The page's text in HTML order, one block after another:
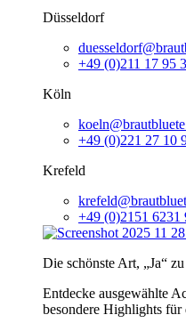
Düsseldorf
+49 (0)211 17 95
Köln
+49 (0)221 27 10
Krefeld
+49 (0)2151 6231
Die schönste Art, „Ja“ zu
Entdecke ausgewählte
besondere Highlights für